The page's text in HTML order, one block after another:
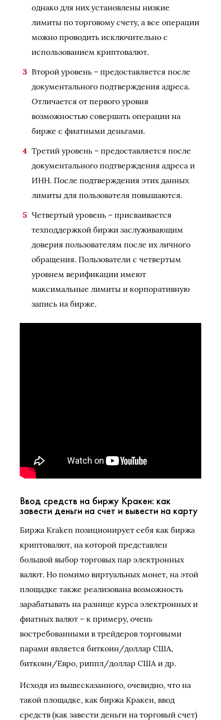
однако для них установлены низкие
лимиты по торговому счету, а все операции
можно проводить исключительно с
использованием криптовалют.
Второй уровень – предоставляется после
документального подтверждения адреса.
Отличается от первого уровня
возможностью совершать операции на
бирже с фиатными деньгами.
Третий уровень – предоставляется после
документального подтверждения адреса и
ИНН. После подтверждения этих данных
лимиты для пользователя повышаются.
Четвертый уровень – присваивается
техподдержкой биржи заслуживающим
доверия пользователям после их личного
обращения. Пользователи с четвертым
уровнем верификации имеют
максимальные лимиты и корпоративную
запись на бирже.
Ввод средств на биржу Кракен: как
завести деньги на счет и вывести на карту
Биржа Kraken позиционирует себя как биржа
криптовалют, на которой представлен
большой выбор торговых пар электронных
валют. Но помимо виртуальных монет, на этой
площадке также реализована возможность
зарабатывать на разнице курса электронных и
фиатных валют – к примеру, очень
востребованными в трейдеров торговыми
парами является биткоин/доллар США,
биткоин/Евро, риппл/доллар США и др.
Исходя из вышесказанного, очевидно, что на
такой площадке, как биржа Кракен, ввод
средств (как завести деньги на торговый счет)